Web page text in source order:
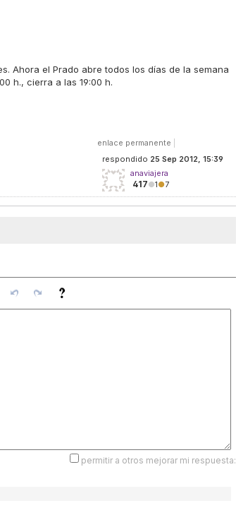
Ahora el Prado abre todos los días de la semana
h., cierra a las 19:00 h.
enlace permanente
respondido 25 Sep 2012, 15:39
anaviajera
417●1●7
permitir a otros mejorar mi respuesta: